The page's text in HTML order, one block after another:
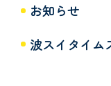
お知らせ
波スイタイム